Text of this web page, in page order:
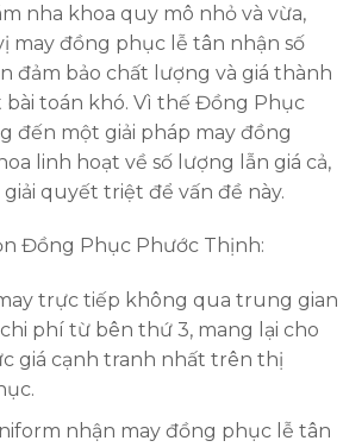
nha khoa quy mô nhỏ và vừa,
may đồng phục lễ tân nhận số
đảm bảo chất lượng và giá thành
bài toán khó. Vì thế Đồng Phục
đến một giải pháp may đồng
linh hoạt về số lượng lẫn giá cả,
quyết triệt để vấn đề này.
Đồng Phục Phước Thịnh:
trực tiếp không qua trung gian
phí từ bên thứ 3, mang lại cho
giá cạnh tranh nhất trên thị
nhận may đồng phục lễ tân